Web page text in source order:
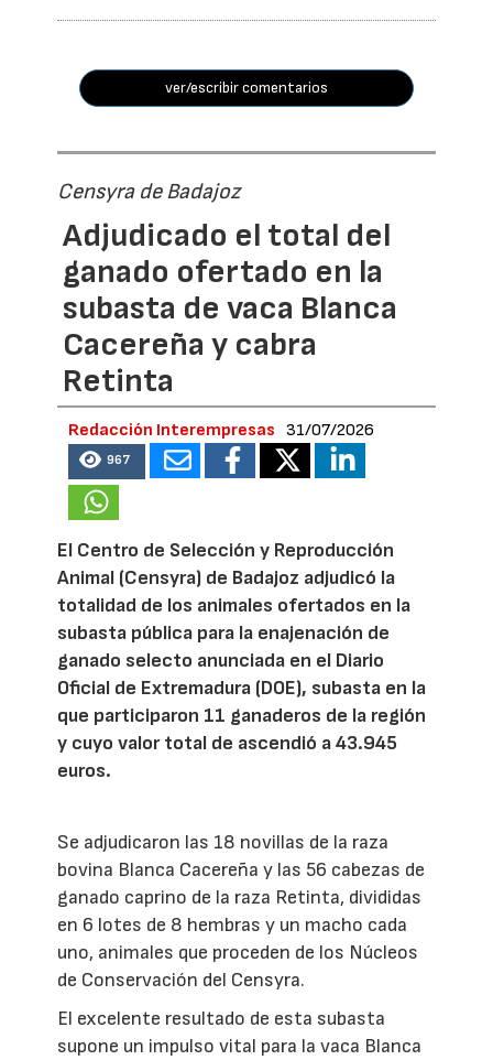
ver/escribir comentarios
Censyra de Badajoz
Adjudicado el total del
ganado ofertado en la
subasta de vaca Blanca
Cacereña y cabra
Retinta
Redacción Interempresas 31/07/2026
967
El Centro de Selección y Reproducción
Animal (Censyra) de Badajoz adjudicó la
totalidad de los animales ofertados en la
subasta pública para la enajenación de
ganado selecto anunciada en el Diario
Oficial de Extremadura (DOE), subasta en la
que participaron 11 ganaderos de la región
y cuyo valor total de ascendió a 43.945
euros.
Se adjudicaron las 18 novillas de la raza
bovina Blanca Cacereña y las 56 cabezas de
ganado caprino de la raza Retinta, divididas
en 6 lotes de 8 hembras y un macho cada
uno, animales que proceden de los Núcleos
de Conservación del Censyra.
El excelente resultado de esta subasta
supone un impulso vital para la vaca Blanca